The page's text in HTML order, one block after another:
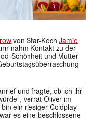
von Star-KochJamie
nahm Kontakt zu der
Schönheit und Mutter
und fragte, ob ich ihr
verrät Oliver im
bin ein riesiger Coldplay-
es eine beschlossene